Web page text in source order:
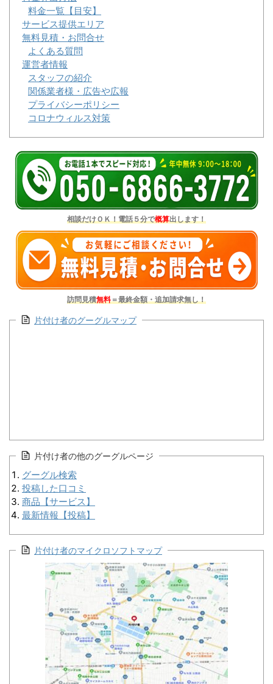
料金一覧【目安】
サービス提供エリア
無料見積・お問合せ
よくある質問
運営者情報
スタッフの紹介
関係業者様・広告や広報
プライバシーポリシー
コロナウィルス対策
相談だけＯＫ！電話５分で概算出します！
訪問見積無料 ＝最終金額・追加請求無し！
片付け者のグーグルマップ
片付け者の他のグーグルページ
グーグル検索
投稿した口コミ
商品【サービス】
最新情報【投稿】
片付け者のマイクロソフトマップ